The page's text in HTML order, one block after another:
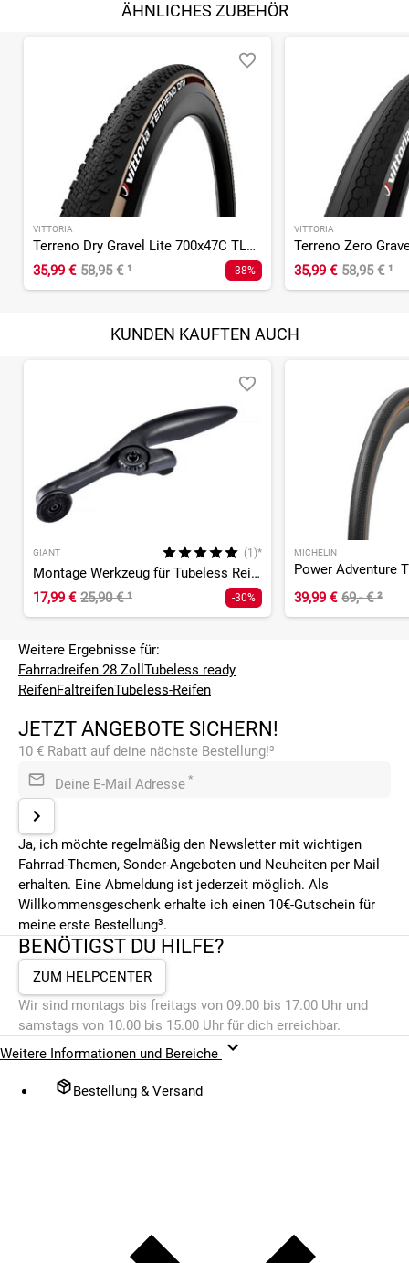
ÄHNLICHES ZUBEHÖR
VITTORIA
Terreno Dry Gravel Lite 700x47C TLR Graphene 2.0
35,99 € 58,95 €¹ -38%
VITTORIA
35,99 € 58,95 €¹
KUNDEN KAUFTEN AUCH
GIANT (1)*
Montage Werkzeug für Tubeless Reifen
17,99 € 25,90 €¹ -30%
MICHELIN
39,99 € 69,- €²
Weitere Ergebnisse für:
Fahrradreifen 28 Zoll Tubeless ready
ReifenFaltreifenTubeless-Reifen
JETZT ANGEBOTE SICHERN!
10 € Rabatt auf deine nächste Bestellung!³
Deine E-Mail Adresse *
Ja, ich möchte regelmäßig den Newsletter mit wichtigen
Fahrrad-Themen, Sonder-Angeboten und Neuheiten per Mail
erhalten. Eine Abmeldung ist jederzeit möglich. Als
Willkommensgeschenk erhalte ich einen 10€-Gutschein für
meine erste Bestellung³.
BENÖTIGST DU HILFE?
ZUM HELPCENTER
Wir sind montags bis freitags von 09.00 bis 17.00 Uhr und
samstags von 10.00 bis 15.00 Uhr für dich erreichbar.
Weitere Informationen und Bereiche
Bestellung & Versand